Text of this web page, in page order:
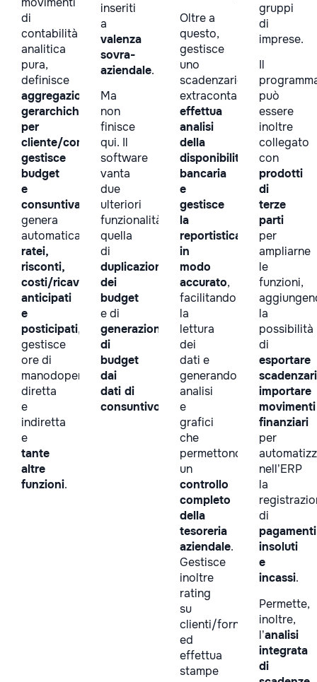
di
contabilità
analitica
pura,
definisce
aggregazioni
gerarchiche
per
cliente/commessa/prodotto
gestisce
budget
e
consuntivazione,
genera
automaticamente
ratei,
risconti,
costi/ricavi
anticipati
e
posticipati,
gestisce
ore di
manodopera
diretta
e
indiretta
e
tante
altre
funzioni.
inseriti
a
valenza
sovra-
aziendale.
Ma
non
finisce
qui. Il
software
vanta
due
ulteriori
funzionalità:
quella
di
duplicazione
dei
budget
e di
generazione
di
budget
dai
dati di
consuntivo
Oltre a
questo,
gestisce
uno
scadenzario
extracontabile,
effettua
analisi
della
disponibilità
bancaria
e
gestisce
la
reportistica
in
modo
accurato,
facilitando
la
lettura
dei
dati e
generando
analisi
e
grafici
che
permettono
un
controllo
completo
della
tesoreria
aziendale.
Gestisce
inoltre
rating
su
clienti/fornitori
ed
effettua
stampe
gruppi
di
imprese.
Il
può
essere
inoltre
collegato
con
prodotti
di
terze
parti
per
ampliarne
le
funzioni,
la
possibilità
di
esportare
scadenzari
importare
movimenti
finanziari
per
nell’ERP
la
di
insoluti
e
incassi.
Permette,
inoltre,
l’analisi
integrata
di